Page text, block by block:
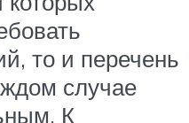
то и перечень
случае
К